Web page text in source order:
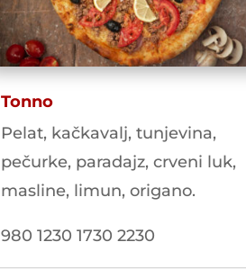
Tonno
Pelat, kačkavalj, tunjevina,
pečurke, paradajz, crveni luk,
masline, limun, origano.
980 1230 1730 2230